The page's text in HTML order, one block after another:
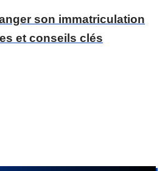
son immatriculation
et conseils clés